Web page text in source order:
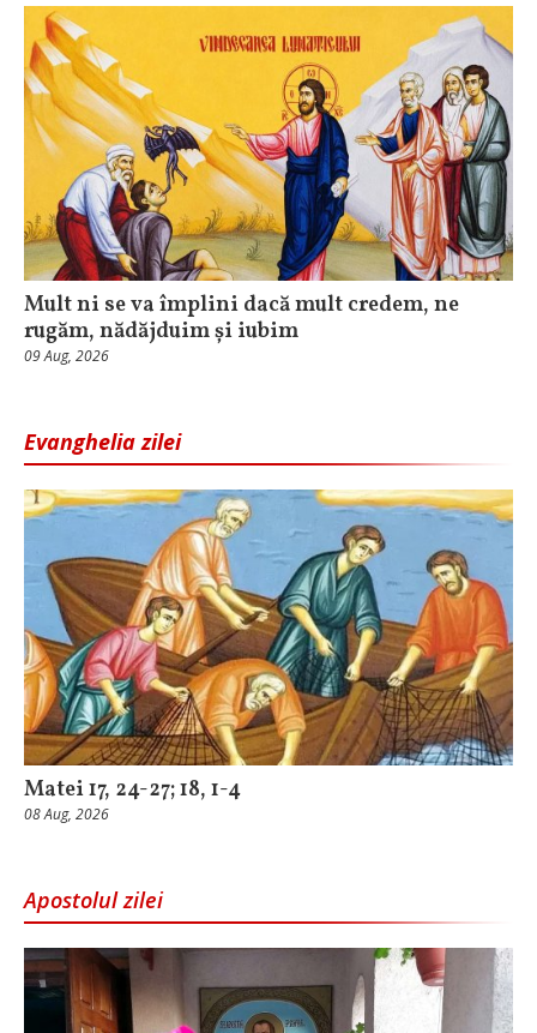
Mult ni se va împlini dacă mult credem, ne
rugăm, nădăjduim și iubim
09 Aug, 2026
Evanghelia zilei
Matei 17, 24-27; 18, 1-4
08 Aug, 2026
Apostolul zilei